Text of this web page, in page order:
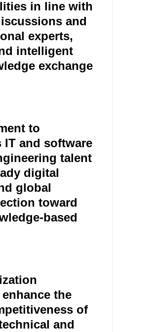
in line with
and
experts,
intelligent
exchange
to
IT and software
talent
digital
global
toward
based
the
of
and